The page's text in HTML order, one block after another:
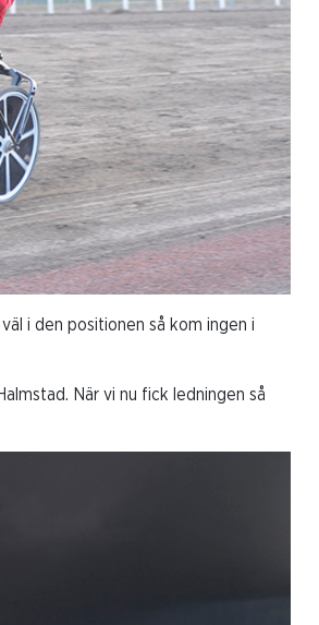
i den positionen så kom ingen i
När vi nu fick ledningen så